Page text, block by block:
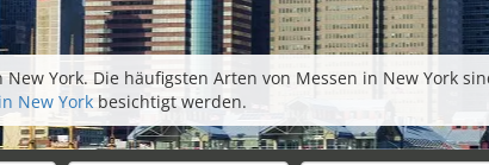
York. Die häufigsten Arten von Messen in New York
New York besichtigt werden.